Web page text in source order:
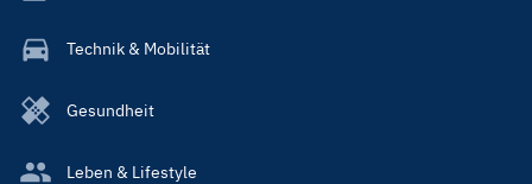
Technik & Mobilität
Gesundheit
Leben & Lifestyle